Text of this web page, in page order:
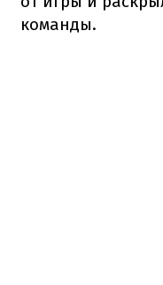
команды.